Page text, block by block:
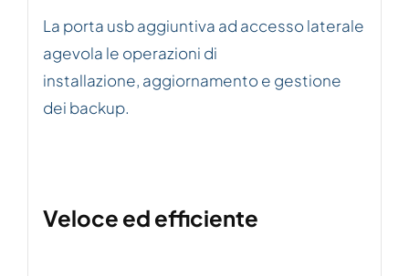
La porta usb aggiuntiva ad accesso laterale
agevola le operazioni di
installazione, aggiornamento e gestione
dei backup.
Veloce ed efficiente